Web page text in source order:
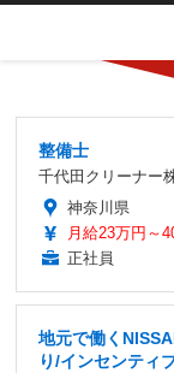
整備士
千代田クリーナー
神奈川県
月給23万円～
正社員
地元で働く
り/インセンティ